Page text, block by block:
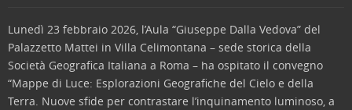
Lunedì 23 febbraio 2026, l’Aula “Giuseppe Dalla Vedova” del
Palazzetto Mattei in Villa Celimontana – sede storica della
Società Geografica Italiana a Roma – ha ospitato il convegno
“Mappe di Luce: Esplorazioni Geografiche del Cielo e della
Terra. Nuove sfide per contrastare l’inquinamento luminoso, a